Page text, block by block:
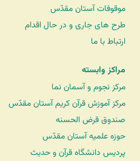
موقوفات آستان مقدّس
طرح های جاری و در حال اقدام
ارتباط با ما
مراکز وابسته
مرکز نجوم و آسمان نما
مرکز آموزش قرآن کریم آستان مقدّس
صندوق قرض الحسنه
حوزه علمیه آستان مقدّس
پردیس دانشگاه قرآن و حدیث